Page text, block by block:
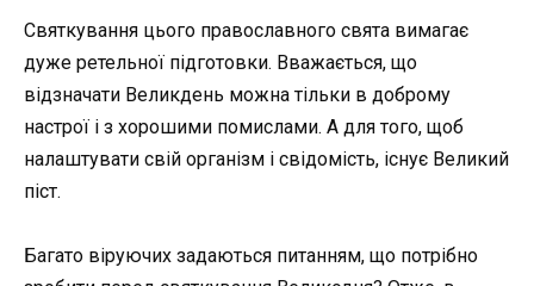
Святкування цього православного свята вимагає
дуже ретельної підготовки. Вважається, що
відзначати Великдень можна тільки в доброму
настрої і з хорошими помислами. А для того, щоб
налаштувати свій організм і свідомість, існує Великий
піст.
Багато віруючих задаються питанням, що потрібно